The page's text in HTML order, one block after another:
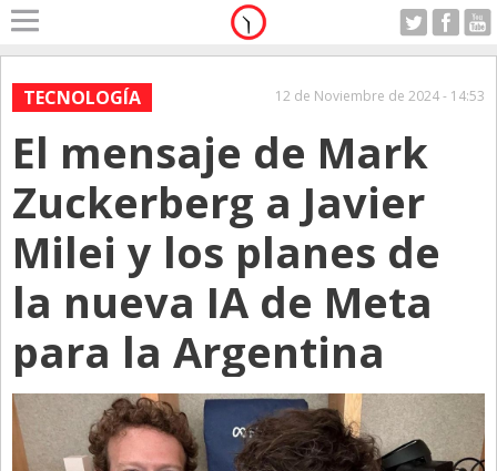
Home
A Motor
Alerta
Anticipo
Campo
Carrera & Emprendedores
Club House
Con Estilo
De Bolsillo
Diarios de Argentina
TECNOLOGÍA 12 de Noviembre de 2024 - 14:53
El mensaje de Mark
Zuckerberg a Javier
Milei y los planes de
la nueva IA de Meta
para la Argentina